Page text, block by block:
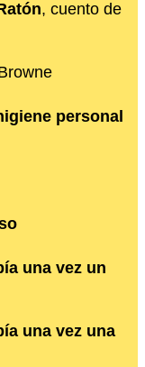
, cuento de
personal
una vez un
una vez una